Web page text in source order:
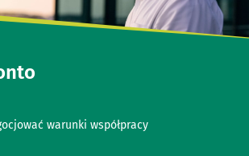
warunki współpracy